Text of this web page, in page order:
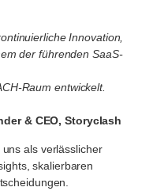
Innovation,
der führenden SaaS-
Raum entwickelt.
& CEO, Storyclash
als verlässlicher
skalierbaren